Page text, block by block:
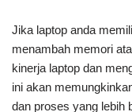
Jika laptop anda
menambah memori
kinerja laptop dan
ini akan
dan proses yang lebih